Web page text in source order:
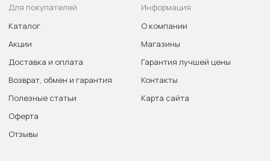
Для покупателей
Каталог
Акции
Доставка и оплата
Возврат, обмен и гарантия
Полезные статьи
Оферта
Отзывы
Информация
О компании
Магазины
Гарантия лучшей цены
Контакты
Карта сайта